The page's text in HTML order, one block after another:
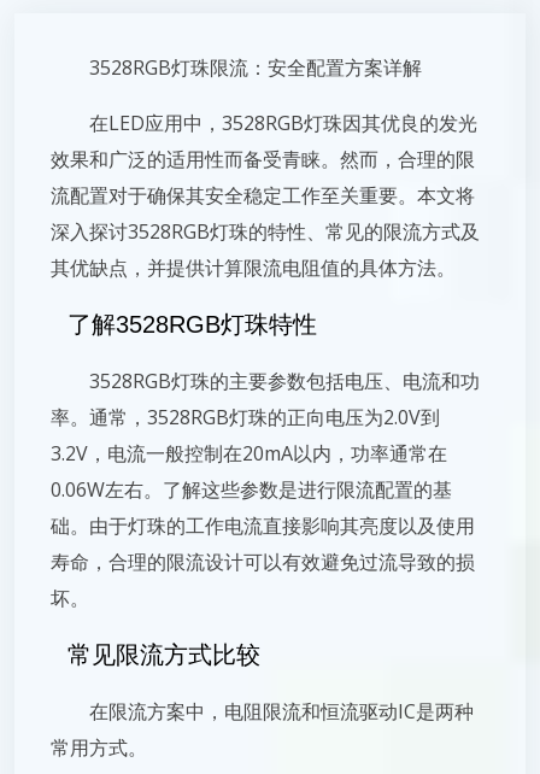
3528RGB灯珠限流：安全配置方案详解
在LED应用中，3528RGB灯珠因其优良的发光
效果和广泛的适用性而备受青睐。然而，合理的限
流配置对于确保其安全稳定工作至关重要。本文将
深入探讨3528RGB灯珠的特性、常见的限流方式及
其优缺点，并提供计算限流电阻值的具体方法。
了解3528RGB灯珠特性
3528RGB灯珠的主要参数包括电压、电流和功
率。通常，3528RGB灯珠的正向电压为2.0V到
3.2V，电流一般控制在20mA以内，功率通常在
0.06W左右。了解这些参数是进行限流配置的基
础。由于灯珠的工作电流直接影响其亮度以及使用
寿命，合理的限流设计可以有效避免过流导致的损
坏。
常见限流方式比较
在限流方案中，电阻限流和恒流驱动IC是两种
常用方式。